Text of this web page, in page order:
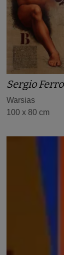
Sergio Ferro
Warsias
100 x 80 cm